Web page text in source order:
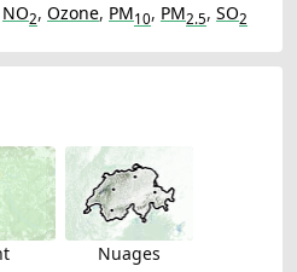
NO2, Ozone, PM10, PM2.5, SO2
Nuages